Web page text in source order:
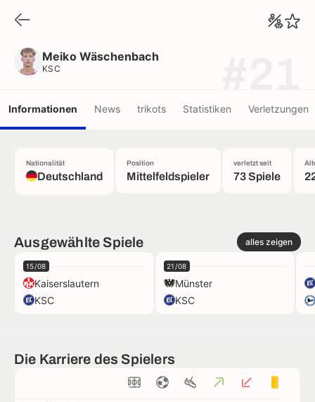
Meiko Wäschenbach
KSC
Informationen News trikots Statistiken Verletzungen
Nationalität
Deutschland
Position
Mittelfeldspieler
verletzt seit
73 Spiele
Ausgewählte Spiele alles zeigen
15/08
Kaiserslautern
KSC
21/08
Münster
KSC
Die Karriere des Spielers